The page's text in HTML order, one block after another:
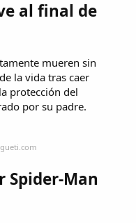
al final de
mueren sin
la vida tras caer
protección del
por su padre.
Spider-Man